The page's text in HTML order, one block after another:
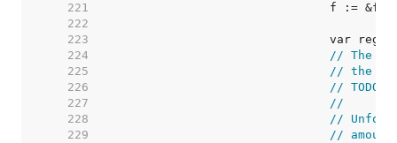
   221
   222
   223
   224
// The
   225
// the
   226
//
   227
//
   228
//
   229
//